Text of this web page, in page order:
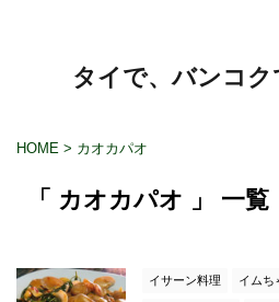
タイで、バンコ
HOME > カオカパオ
「 カオカパオ 」 一覧
イサーン料理 イムち